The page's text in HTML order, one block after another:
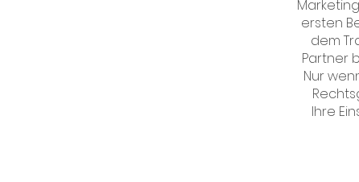
ersten
dem
Partner
Nur
Ihre